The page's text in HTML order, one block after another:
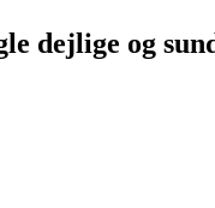
dejlige og